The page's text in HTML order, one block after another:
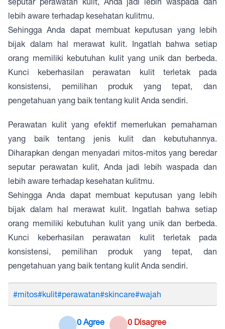
lebih aware terhadap kesehatan kulitmu.
Sehingga Anda dapat membuat keputusan yang lebih
bijak dalam hal merawat kulit. Ingatlah bahwa setiap
orang memiliki kebutuhan kulit yang unik dan berbeda.
Kunci keberhasilan perawatan kulit terletak pada
konsistensi, pemilihan produk yang tepat, dan
pengetahuan yang baik tentang kulit Anda sendiri.
Perawatan kulit yang efektif memerlukan pemahaman
yang baik tentang jenis kulit dan kebutuhannya.
Diharapkan dengan menyadari mitos-mitos yang beredar
seputar perawatan kulit, Anda jadi lebih waspada dan
lebih aware terhadap kesehatan kulitmu.
Sehingga Anda dapat membuat keputusan yang lebih
bijak dalam hal merawat kulit. Ingatlah bahwa setiap
orang memiliki kebutuhan kulit yang unik dan berbeda.
Kunci keberhasilan perawatan kulit terletak pada
konsistensi, pemilihan produk yang tepat, dan
pengetahuan yang baik tentang kulit Anda sendiri.
#mitos#kulit#perawatan#skincare#wajah
0 Agree 0 Disagree